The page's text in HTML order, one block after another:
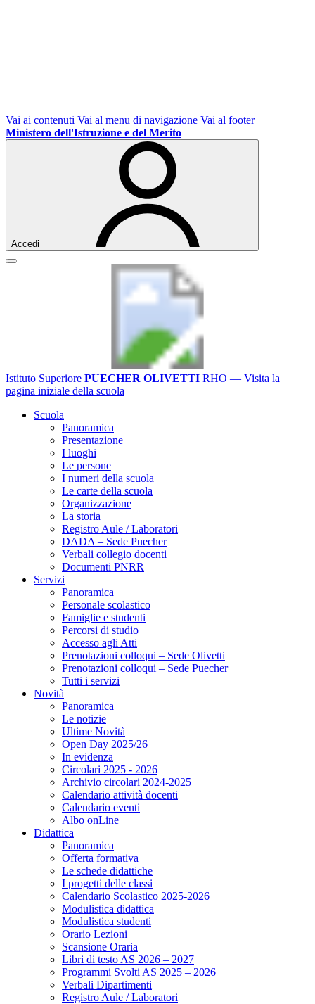
Vai ai contenuti Vai al menu di navigazione Vai al footer
Ministero dell'Istruzione e del Merito
Accedi
Istituto Superiore PUECHER OLIVETTI RHO — Visita la
pagina iniziale della scuola
Scuola
Panoramica
Presentazione
I luoghi
Le persone
I numeri della scuola
Le carte della scuola
Organizzazione
La storia
Registro Aule / Laboratori
DADA – Sede Puecher
Verbali collegio docenti
Documenti PNRR
Servizi
Panoramica
Personale scolastico
Famiglie e studenti
Percorsi di studio
Accesso agli Atti
Prenotazioni colloqui – Sede Olivetti
Prenotazioni colloqui – Sede Puecher
Tutti i servizi
Novità
Panoramica
Le notizie
Ultime Novità
Open Day 2025/26
In evidenza
Circolari 2025 - 2026
Archivio circolari 2024-2025
Calendario attività docenti
Calendario eventi
Albo onLine
Didattica
Panoramica
Offerta formativa
Le schede didattiche
I progetti delle classi
Calendario Scolastico 2025-2026
Modulistica didattica
Modulistica studenti
Orario Lezioni
Scansione Oraria
Libri di testo AS 2026 – 2027
Programmi Svolti AS 2025 – 2026
Verbali Dipartimenti
Registro Aule / Laboratori